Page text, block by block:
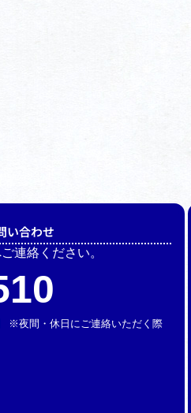
い合わせ
連絡ください。
※夜間・休日にご連絡いただく際